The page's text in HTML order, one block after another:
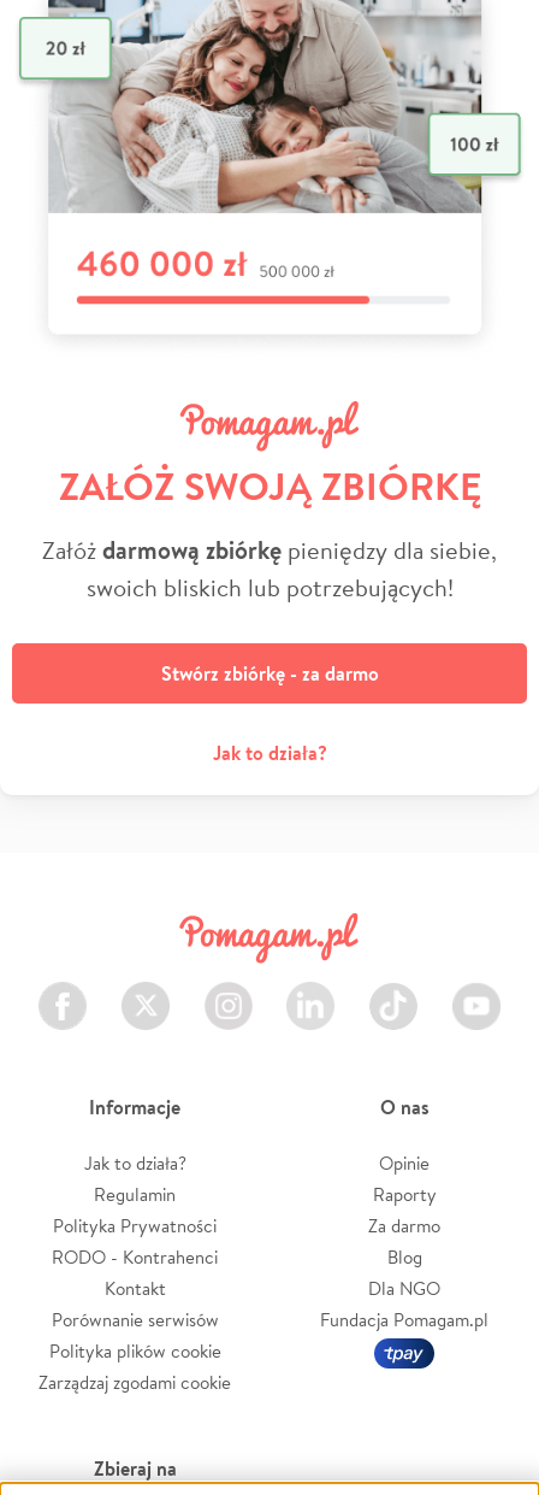
ZAŁÓŻ SWOJĄ ZBIÓRKĘ
Załóżdarmową zbiórkę pieniędzy dla siebie,
swoich bliskich lub potrzebujących!
Stwórz zbiórkę - za darmo
Jak to działa?
Facebook Twitter Instagram LinkedIn TikTok Youtube
Informacje
Jak to działa?
Regulamin
Polityka Prywatności
RODO - Kontrahenci
Kontakt
Porównanie serwisów
Polityka plików cookie
Zarządzaj zgodami cookie
O nas
Opinie
Raporty
Za darmo
Blog
Dla NGO
Fundacja Pomagam.pl
Zbieraj na